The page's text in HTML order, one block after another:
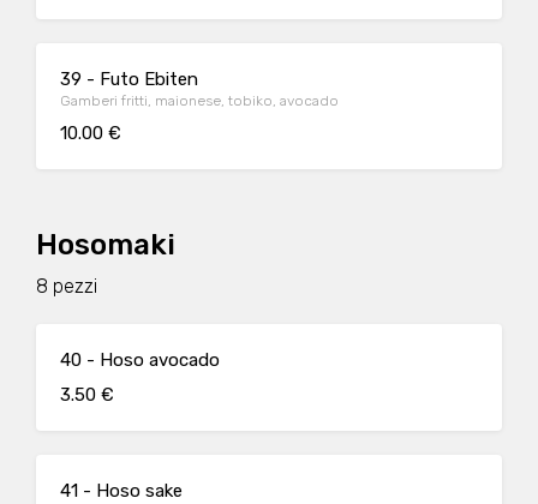
39 - Futo Ebiten
Gamberi fritti, maionese, tobiko, avocado
10.00 €
Hosomaki
8 pezzi
40 - Hoso avocado
3.50 €
41 - Hoso sake